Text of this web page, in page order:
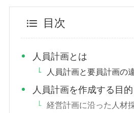
目次
人員計画とは
人員計画と要員計画の
人員計画を作成する目
経営計画に沿った人材